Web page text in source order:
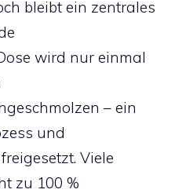
bleibt ein zentrales
wird nur einmal
– ein
und
Viele
zu 100 %